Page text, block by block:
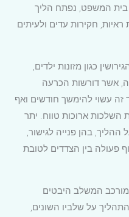
בית המשפט, נפתח הליך
חקירות עדים ולעיתים
כגון מזונות ילדים,
אשר דורשות הכרעה
עשוי להימשך חודשים ואף
השלכות ארוכות טווח. יתר
ההליך, בהן פנייה לגישור,
פעולה בין הצדדים לטובת
מורכב המשלב היבטים
על שלביו השונים,